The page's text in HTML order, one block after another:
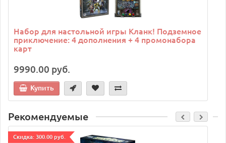
Набор для настольной игры Кланк! Подземное
приключение: 4 дополнения + 4 промонабора
карт
9990.00 руб.
Купить
Рекомендуемые
Cкидка: 300.00 руб.